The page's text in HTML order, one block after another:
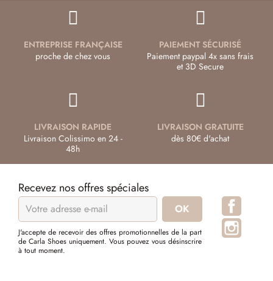
ENTREPRISE FRANÇAISE
proche de chez vous
PAIEMENT SÉCURISÉ
Paiement paypal 4x sans frais
et 3D Secure
LIVRAISON RAPIDE
Livraison Colissimo en 24 -
48h
LIVRAISON GRATUITE
dès 80€ d'achat
Recevez nos offres spéciales
J'accepte de recevoir des offres promotionnelles de la part
de Carla Shoes uniquement. Vous pouvez vous désinscrire
à tout moment.